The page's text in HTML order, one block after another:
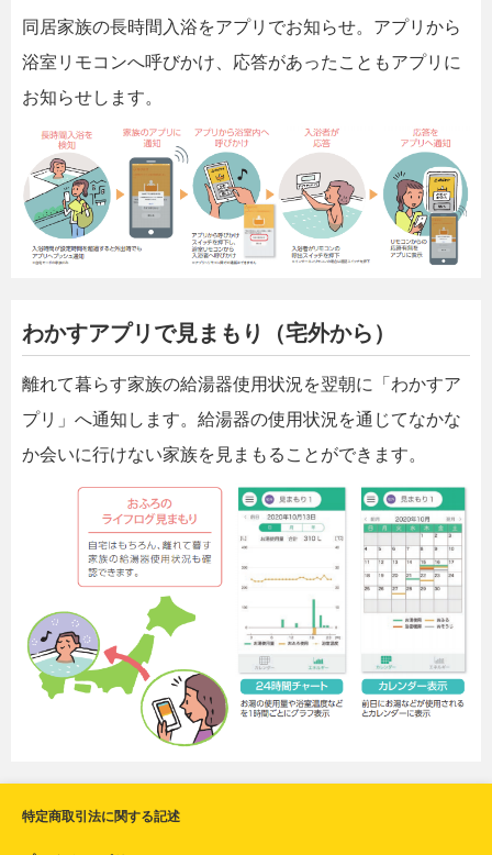
同居家族の長時間入浴をアプリでお知らせ。アプリから
浴室リモコンへ呼びかけ、応答があったこともアプリに
お知らせします。
わかすアプリで見まもり（宅外から）
離れて暮らす家族の給湯器使用状況を翌朝に「わかすア
プリ」へ通知します。給湯器の使用状況を通じてなかな
か会いに行けない家族を見まもることができます。
特定商取引法に関する記述